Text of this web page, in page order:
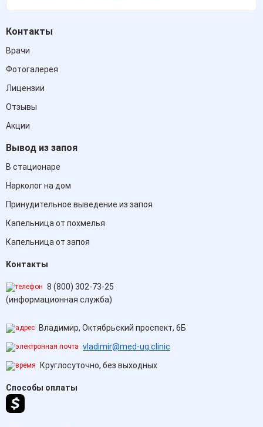
Контакты
Врачи
Фотогалерея
Лицензии
Отзывы
Акции
Вывод из запоя
В стационаре
Нарколог на дом
Принудительное выведение из запоя
Капельница от похмелья
Капельница от запоя
Контакты
8 (800) 302-73-25
(информационная служба)
Владимир, Октябрьский проспект, 6Б
vladimir@med-ug.clinic
Круглосуточно, без выходных
Способы оплаты